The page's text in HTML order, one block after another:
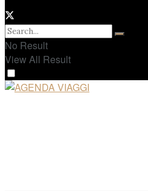
No Result
View All Result